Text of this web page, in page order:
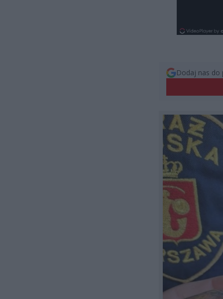
Dodaj nas do